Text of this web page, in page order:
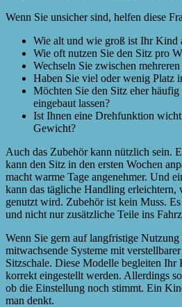
Wenn Sie unsicher sind, helfen diese
Wie alt und wie groß ist Ihr Kind
Wie oft nutzen Sie den Sitz pro
Wechseln Sie zwischen
Haben Sie viel oder wenig Platz
Möchten Sie den Sitz eher
eingebaut lassen?
Ist Ihnen eine Drehfunktion
Gewicht?
Auch das Zubehör kann nützlich sein.
kann den Sitz in den ersten Wochen
macht warme Tage angenehmer. Und
kann das tägliche Handling erleichtern,
genutzt wird. Zubehör ist kein Muss.
und nicht nur zusätzliche Teile ins
Wenn Sie gern auf langfristige Nutzung
mitwachsende Systeme mit
Sitzschale. Diese Modelle begleiten Ihr
korrekt eingestellt werden. Allerdings
ob die Einstellung noch stimmt. Ein
man denkt.